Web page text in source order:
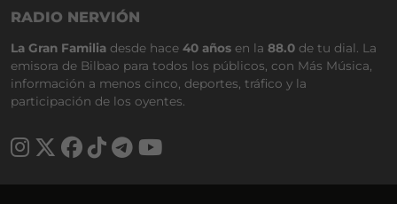
RADIO NERVIÓN
La Gran Familia desde hace 40 años en la 88.0 de tu dial. La
emisora de Bilbao para todos los públicos, con Más Música,
información a menos cinco, deportes, tráfico y la
participación de los oyentes.